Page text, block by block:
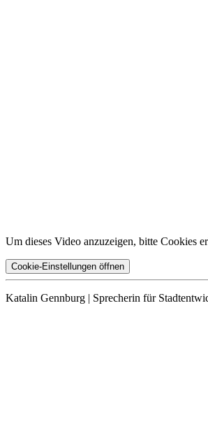
Um dieses Video anzuzeigen, bitte Cookies
Cookie-Einstellungen öffnen
Katalin Gennburg | Sprecherin für